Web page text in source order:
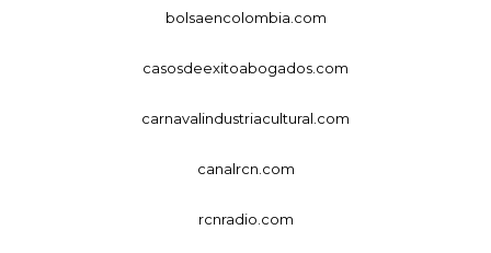
bolsaencolombia.com
casosdeexitoabogados.com
carnavalindustriacultural.com
canalrcn.com
rcnradio.com